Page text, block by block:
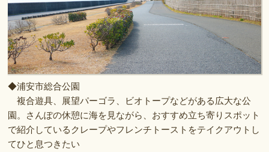
◆浦安市総合公園
複合遊具、展望パーゴラ、ビオトープなどがある広大な公
園。さんぽの休憩に海を見ながら、おすすめ立ち寄りスポット
で紹介しているクレープやフレンチトーストをテイクアウトし
てひと息つきたい